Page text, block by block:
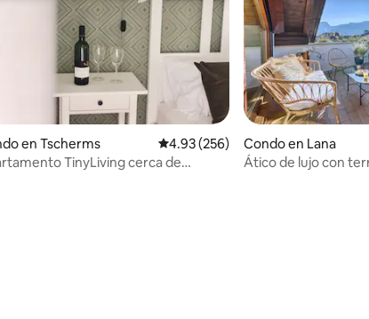
en Tscherms Calificación promedio: 4.93 de 5,
4.93 (256)
TinyLiving cerca de
Condo en Lana
Ático de lujo con